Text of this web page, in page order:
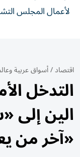
لأعمال المجلس
اقتصاد/أسواق عربية
التدخل
الين إلى
«آخر من